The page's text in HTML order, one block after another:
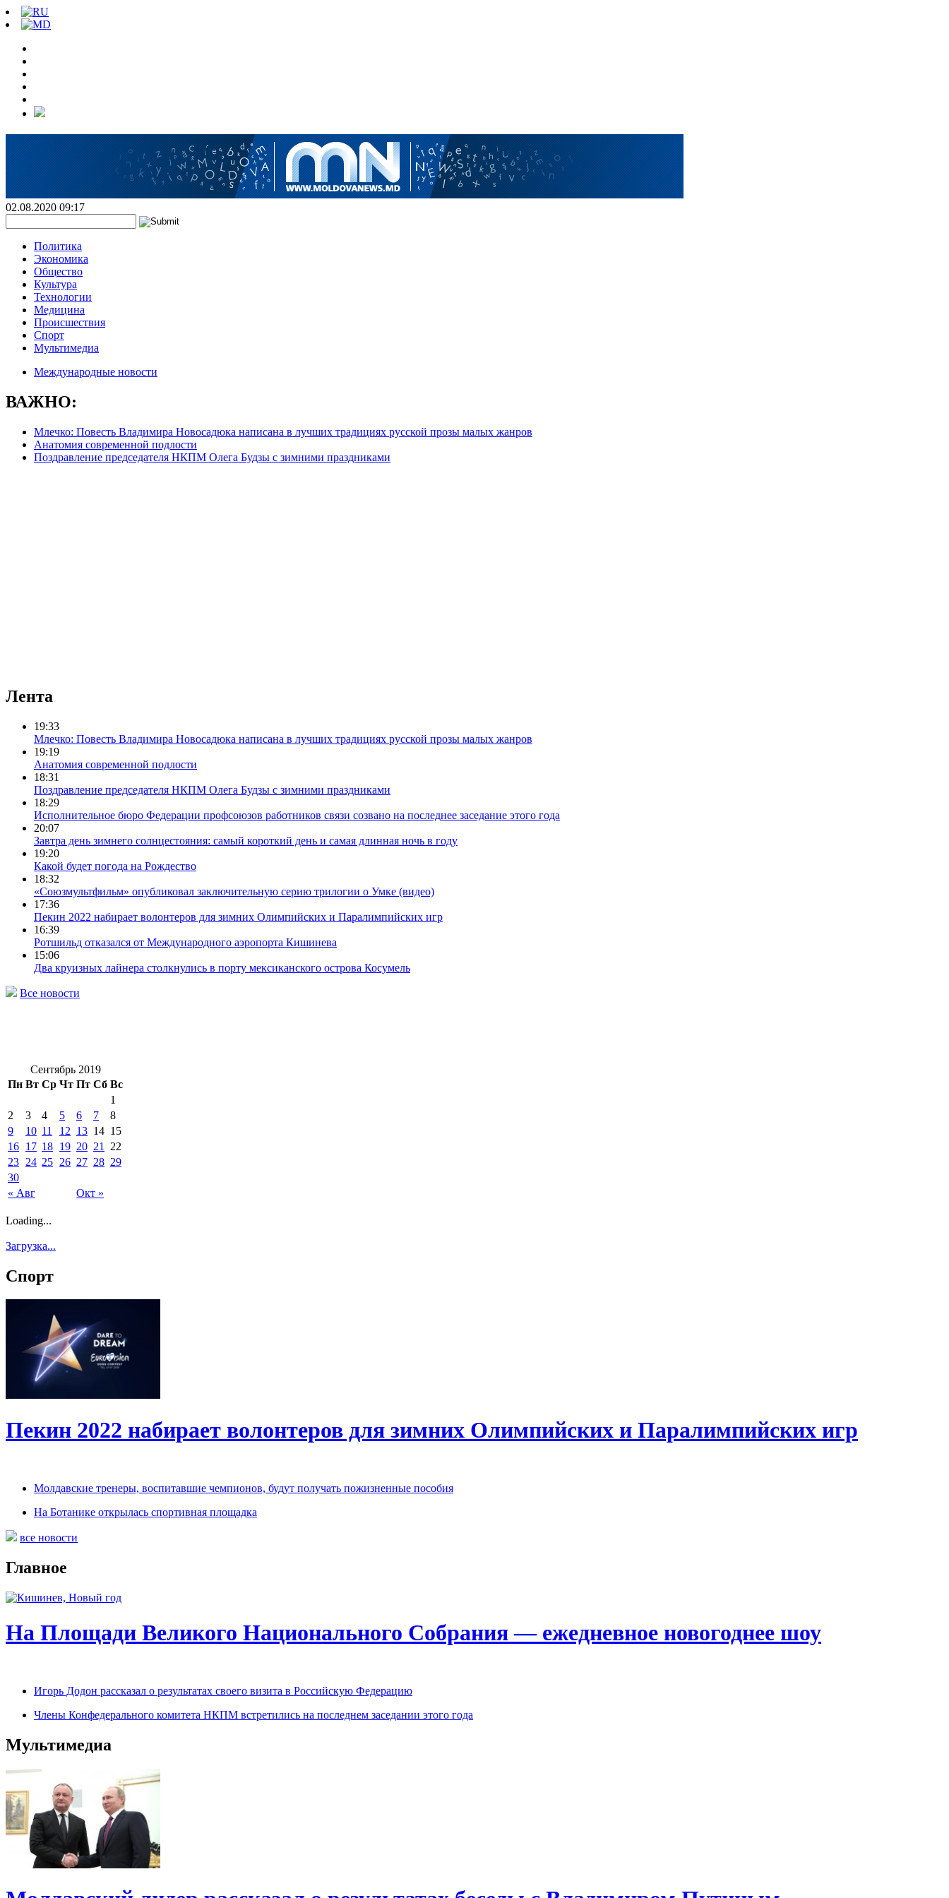
02.08.2020 09:17
Политика
Экономика
Общество
Культура
Технологии
Медицина
Происшествия
Спорт
Мультимедиа
Международные новости
ВАЖНО:
Млечко: Повесть Владимира Новосадюка написана в лучших традициях русской прозы малых жанров
Анатомия современной подлости
Поздравление председателя НКПМ Олега Будзы с зимними праздниками
Лента
19:33
Млечко: Повесть Владимира Новосадюка написана в лучших традициях русской прозы малых жанров
19:19
Анатомия современной подлости
18:31
Поздравление председателя НКПМ Олега Будзы с зимними праздниками
18:29
Исполнительное бюро Федерации профсоюзов работников связи созвано на последнее заседание этого года
20:07
Завтра день зимнего солнцестояния: самый короткий день и самая длинная ночь в году
19:20
Какой будет погода на Рождество
18:32
«Союзмультфильм» опубликовал заключительную серию трилогии о Умке (видео)
17:36
Пекин 2022 набирает волонтеров для зимних Олимпийских и Паралимпийских игр
16:39
Ротшильд отказался от Международного аэропорта Кишинева
15:06
Два круизных лайнера столкнулись в порту мексиканского острова Косумель
Все новости
Сентябрь 2019
Пн Вт Ср Чт Пт Сб Вс
« Авг Окт »
1
2
3 4 5 6 7
8
9
10 11 12 13 14 15
16 17 18 19 20 21
22
23 24 25 26 27 28 29
30
Loading...
Загрузка...
Спорт
Пекин 2022 набирает волонтеров для зимних Олимпийских и Паралимпийских игр
Молдавские тренеры, воспитавшие чемпионов, будут получать пожизненные пособия
На Ботанике открылась спортивная площадка
все новости
Главное
На Площади Великого Национального Собрания — ежедневное новогоднее шоу
Игорь Додон рассказал о результатах своего визита в Российскую Федерацию
Члены Конфедерального комитета НКПМ встретились на последнем заседании этого года
Мультимедиа